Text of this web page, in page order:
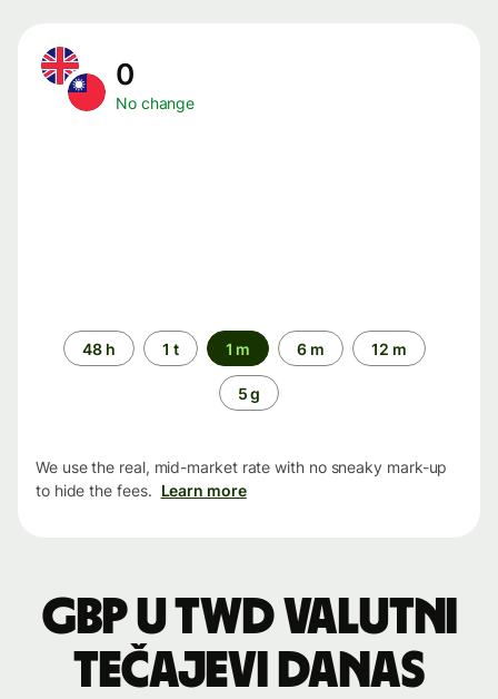
0
No change
Time
period
48 h 1 t 1 m 6 m 12 m
5 g
We use the real, mid-market rate with no sneaky mark-up
to hide the fees. Learn more
GBP u TWD valutni
tečajevi danas